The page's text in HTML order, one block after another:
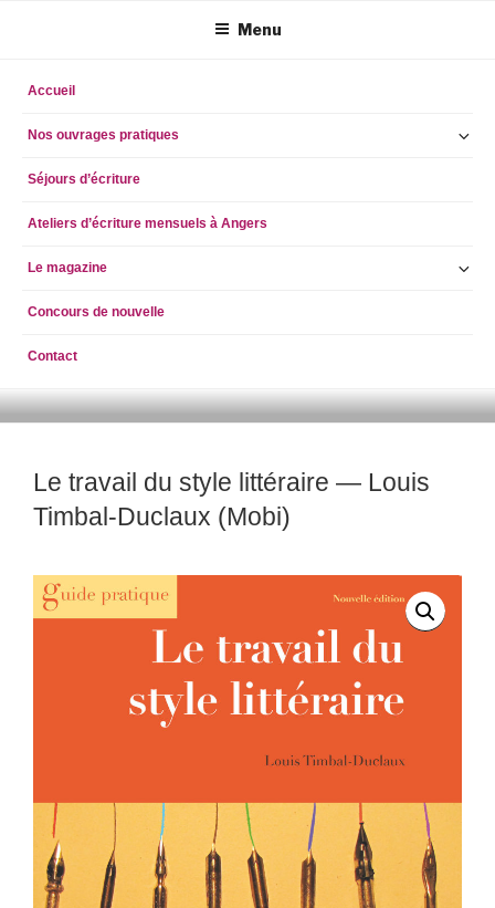
principal
Menu
Accueil
Nos ouvrages pratiques
Séjours d’écriture
Ateliers d’écriture mensuels à Angers
Le magazine
Concours de nouvelle
Contact
ECRIRE AUJOURD'HUI
Le travail du style littéraire — Louis
Timbal-Duclaux (Mobi)